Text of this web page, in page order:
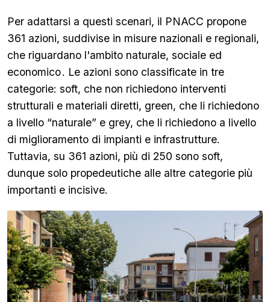
Per adattarsi a questi scenari, il PNACC propone
361 azioni, suddivise in misure nazionali e regionali,
che riguardano l'ambito naturale, sociale ed
economico. Le azioni sono classificate in tre
categorie: soft, che non richiedono interventi
strutturali e materiali diretti, green, che li richiedono
a livello “naturale” e grey, che li richiedono a livello
di miglioramento di impianti e infrastrutture.
Tuttavia, su 361 azioni, più di 250 sono soft,
dunque solo propedeutiche alle altre categorie più
importanti e incisive.